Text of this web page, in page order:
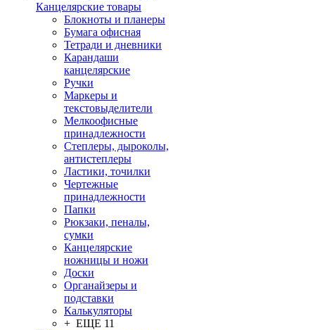
Канцелярские товары
Блокноты и планеры
Бумага офисная
Тетради и дневники
Карандаши
канцелярские
Ручки
Маркеры и
текстовыделители
Мелкоофисные
принадлежности
Степлеры, дыроколы,
антистеплеры
Ластики, точилки
Чертежные
принадлежности
Папки
Рюкзаки, пеналы,
сумки
Канцелярские
ножницы и ножи
Доски
Органайзеры и
подставки
Калькуляторы
+ ЕЩЕ 11